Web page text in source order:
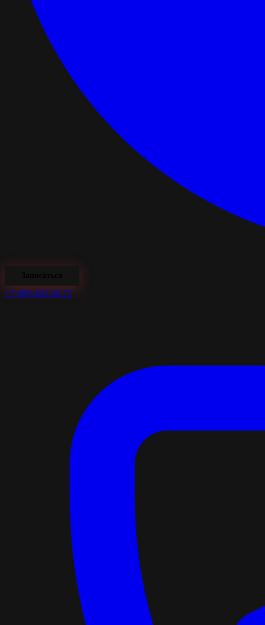
+7 499 450-50-71